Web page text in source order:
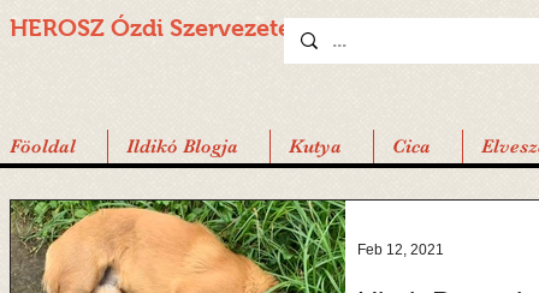
HEROSZ Ózdi Szervezete
Föoldal Ildikó Blogja Kutya Cica
Feb 12, 2021